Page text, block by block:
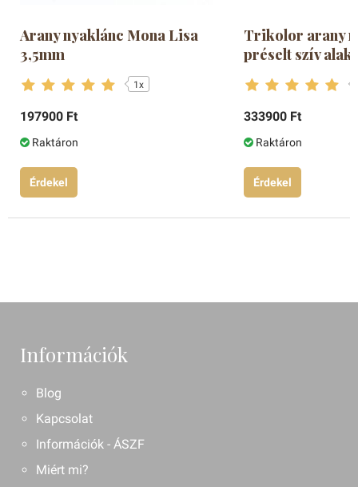
Arany nyaklánc Mona Lisa
3,5mm
1x
197900 Ft
Raktáron
Érdekel
Trikolor arany
préselt szív
333900 Ft
Raktáron
Érdekel
Információk
Blog
Kapcsolat
Információk - ÁSZF
Miért mi?